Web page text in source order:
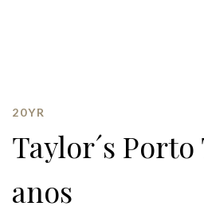
20YR
Taylor´s
anos